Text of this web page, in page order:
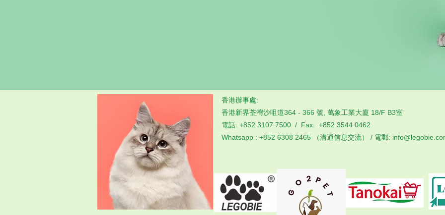
香港辦事處:
香港新界荃灣沙咀道364 - 366 號, 萬象工業大廈 18/F B3室
電話: +852 3107 7500 / Fax: +852 3544 0462
Whatsapp : +852 6308 2465 （溝通信息交流） / 電郵: